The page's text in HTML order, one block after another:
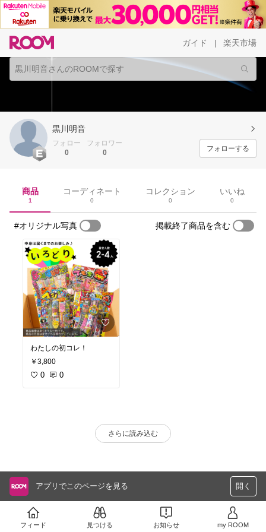
ガイド 楽天市場
黒川明音
フォロー
0
フォロワー
0
フォローする
商品
1
コーディネート
0
コレクション
0
いいね
0
#オリジナル写真 掲載終了商品を含む
わたしの初コレ！
￥3,800
0 0
さらに読み込む
アプリでこのページを見る 開く
フィード 見つける お知らせ my ROOM